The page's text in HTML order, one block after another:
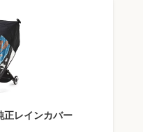
レインカバー